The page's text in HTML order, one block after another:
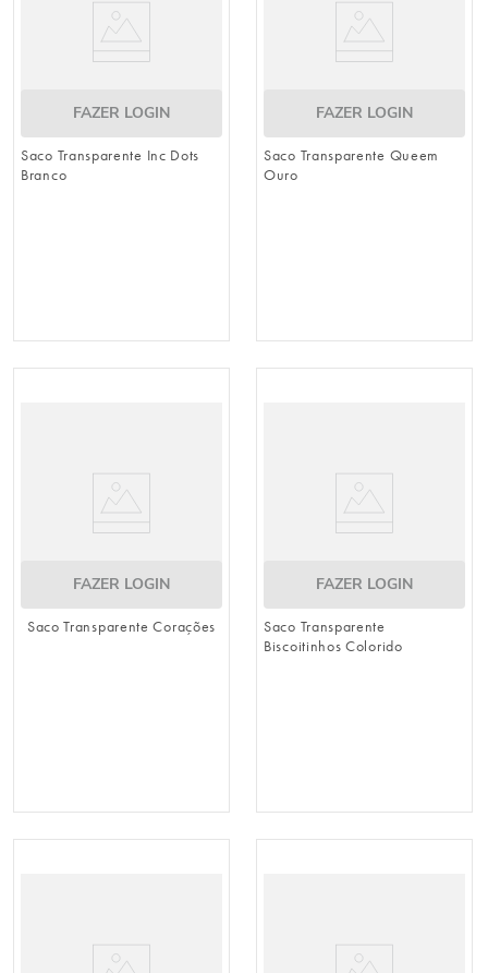
FAZER LOGIN
Saco Transparente Inc Dots
Branco
FAZER LOGIN
Saco Transparente Queem
Ouro
FAZER LOGIN
Saco Transparente Corações
FAZER LOGIN
Saco Transparente
Biscoitinhos Colorido